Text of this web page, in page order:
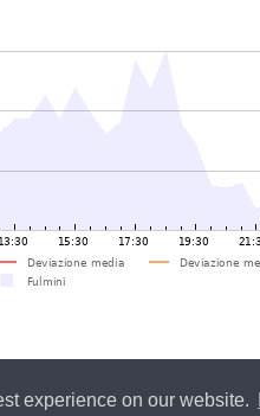
experience on our website.